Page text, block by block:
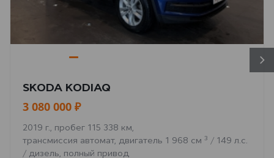
SKODA KODIAQ
3 080 000 ₽
2019 г., пробег 115 338 км,
трансмиссия автомат, двигатель 1 968 см 3 / 149 л.с.
/ дизель, полный привод